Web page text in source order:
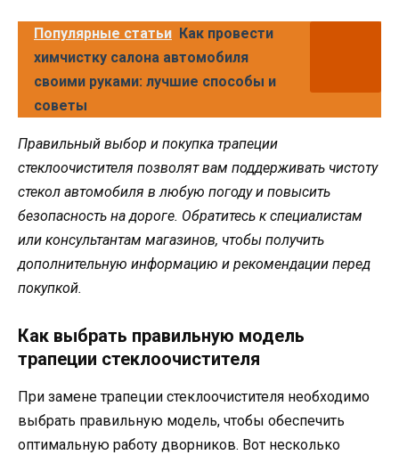
Популярные статьи Как провести
химчистку салона автомобиля
своими руками: лучшие способы и
советы
Правильный выбор и покупка трапеции
стеклоочистителя позволят вам поддерживать чистоту
стекол автомобиля в любую погоду и повысить
безопасность на дороге. Обратитесь к специалистам
или консультантам магазинов, чтобы получить
дополнительную информацию и рекомендации перед
покупкой.
Как выбрать правильную модель
трапеции стеклоочистителя
При замене трапеции стеклоочистителя необходимо
выбрать правильную модель, чтобы обеспечить
оптимальную работу дворников. Вот несколько